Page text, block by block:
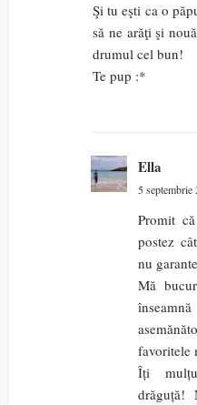
Şi tu eşti ca o
să ne arăţi şi
drumul cel bun!
Te pup :*
Ella
5 septembrie
Promit
postez
nu
Mă
favoritele
Îți
drăguță!